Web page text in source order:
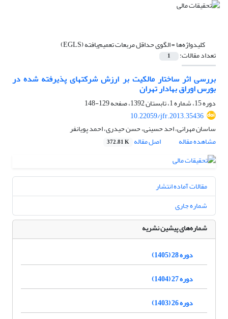
کلیدواژه‌ها =الگوی حداقل مربعات تعمیم‌یافته (EGLS)
تعداد مقالات: 1
بررسی اثر ساختار مالکیت بر ارزش شرکت‎های پذیرفته شده در
بورس اوراق بهادار تهران
دوره 15، شماره 1، تابستان 1392، صفحه
129-148
10.22059/jfr.2013.35436
ساسان مهرانی، احد حسینی، حسن حیدری، احمد پویانفر
مشاهده مقاله
اصل مقاله 372.81 K
مقالات آماده انتشار
شماره جاری
شماره‌های پیشین نشریه
دوره 28 (1405)
دوره 27 (1404)
دوره 26 (1403)